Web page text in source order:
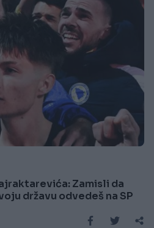
Zamisli da
državu odvedeš na SP